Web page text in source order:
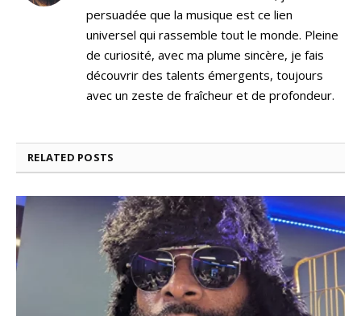
persuadée que la musique est ce lien
universel qui rassemble tout le monde. Pleine
de curiosité, avec ma plume sincère, je fais
découvrir des talents émergents, toujours
avec un zeste de fraîcheur et de profondeur.
RELATED POSTS